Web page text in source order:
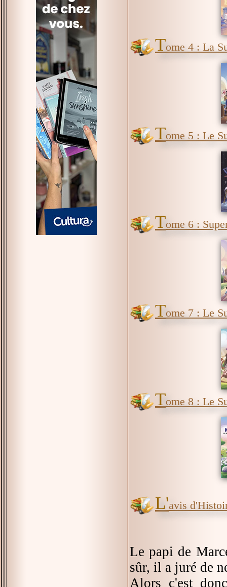
Tome 4 : La
Tome 5 : Le
Tome 6 :
Tome 7 : Le
Tome 8 : Le
L'avis
Le papi de
sûr, il a juré de
Alors c'est